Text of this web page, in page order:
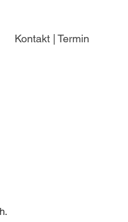
Kontakt | Termin